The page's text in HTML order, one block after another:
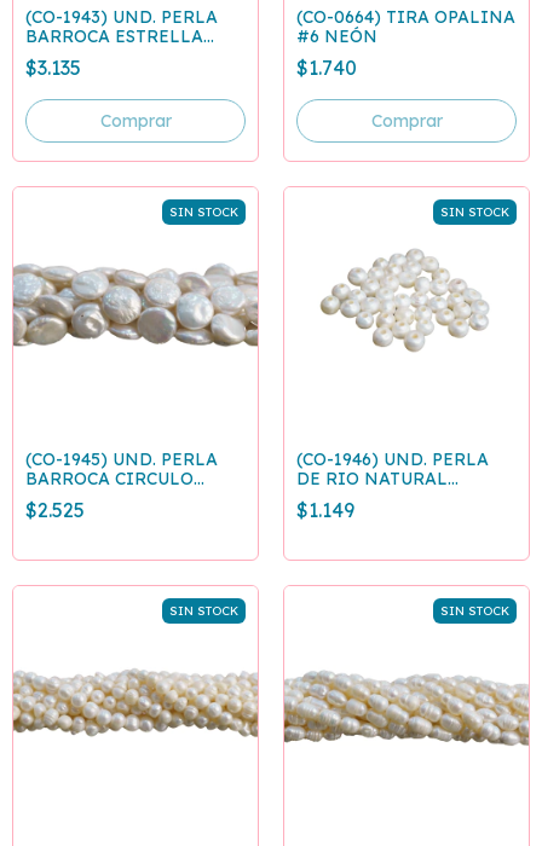
(CO-1943) UND. PERLA
BARROCA ESTRELLA
IRREGULAR 10-13 MM
$3.135
(CO-0664) TIRA OPALINA
#6 NEÓN
$1.740
SIN STOCK
(CO-1945) UND. PERLA
BARROCA CIRCULO
IRREGULAR 10-12 MM
$2.525
SIN STOCK
(CO-1946) UND. PERLA
DE RIO NATURAL
AGUJERO GRANDE.
IRREGULARES 8-9mm
$1.149
SIN STOCK SIN STOCK